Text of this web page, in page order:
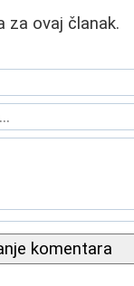
za ovaj članak.
komentara